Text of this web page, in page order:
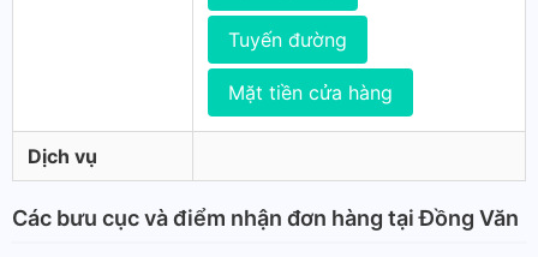
Tuyến đường
Mặt tiền cửa hàng
Dịch vụ
Các bưu cục và điểm nhận đơn hàng tại Đồng Văn